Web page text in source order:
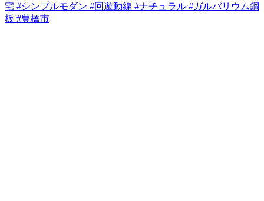
宅 #シンプルモダン #回遊動線 #ナチュラル #ガルバリウム鋼
板 #豊橋市